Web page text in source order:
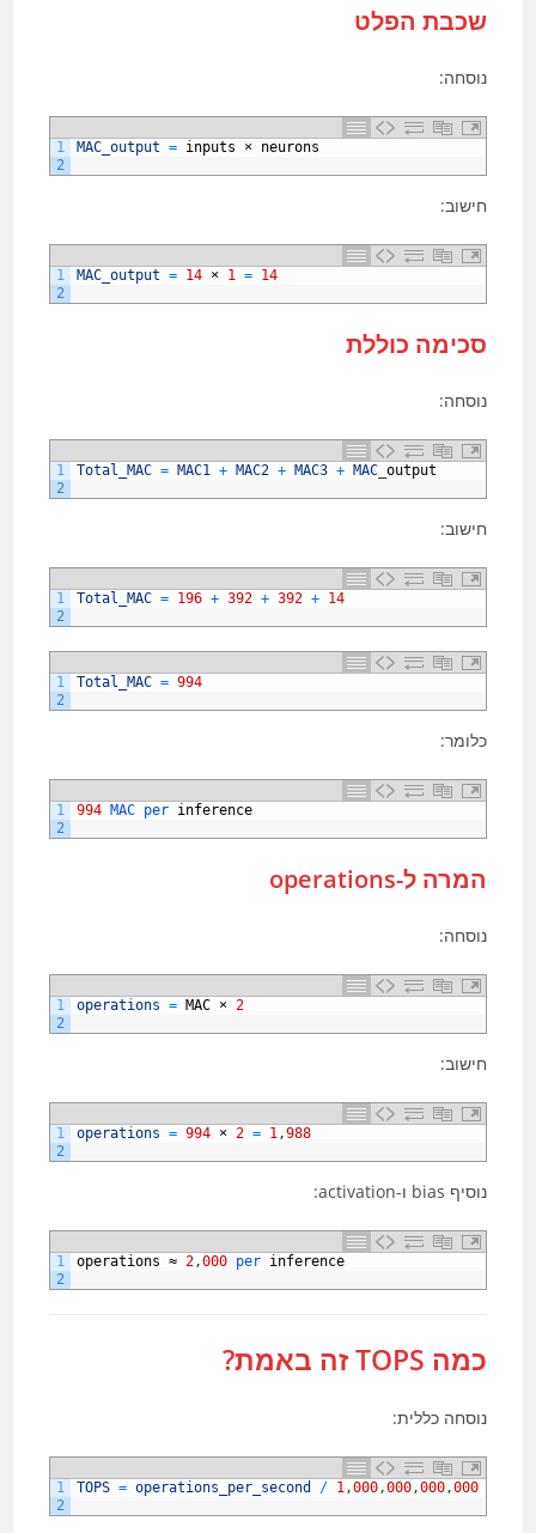
שכבת הפלט
נוסחה:
1
2
MAC_output = inputs × neurons
חישוב:
1
2
MAC_output = 14 × 1 = 14
סכימה כוללת
נוסחה:
1
2
Total_MAC = MAC1 + MAC2 + MAC3 + MAC _output
חישוב:
1
2
Total_MAC = 196 + 392 + 392 + 14
1
2
Total_MAC = 994
כלומר:
1
2
994 MAC per inference
המרה ל-operations
נוסחה:
1
2
operations = MAC × 2
חישוב:
1
2
operations = 994 × 2 = 1,988
נוסיף bias ו-activation:
1
2
operations ≈ 2,000 per inference
כמה TOPS זה באמת?
נוסחה כללית:
1
2
TOPS = operations_per_second / 1,000,000,000,000